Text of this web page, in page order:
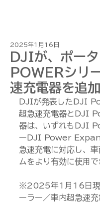
DJIが、ポー
POWERシリ
速充電器を追
2025年1月16日
DJIが発表したDJI
超急速充電器とDJI
器は、いずれもDJI
ーDJI Power
急速充電に対応し、
ムをより有効に使用
※2025年1月16日
ーラー／車内超急速